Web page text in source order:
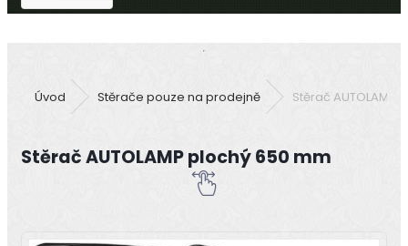
Úvod Stěrače pouze na prodejně Stěrač AUTOLAMP
Stěrač AUTOLAMP plochý 650 mm